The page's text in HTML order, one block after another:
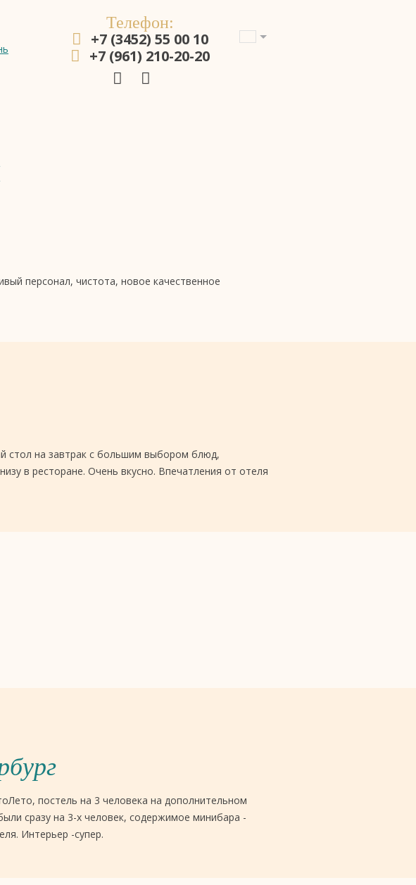
Телефон:
+7 (3452) 55 00 10
+7 (961) 210-20-20
персонал, чистота, новое качественное
стол на завтрак с большим выбором блюд,
в ресторане. Очень вкусно. Впечатления от отеля
постель на 3 человека на дополнительном
сразу на 3-х человек, содержимое минибара -
Интерьер -супер.